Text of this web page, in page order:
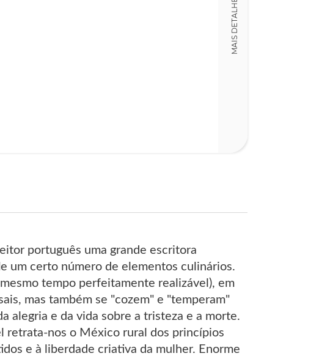
MAIS DETALHES
português uma grande escritora
um certo número de elementos culinários.
tempo perfeitamente realizável), em
mas também se "cozem" e "temperam"
alegria e da vida sobre a tristeza e a morte.
retrata-nos o México rural dos princípios
e à liberdade criativa da mulher. Enorme